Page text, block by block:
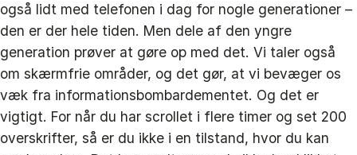
også lidt med telefonen i dag for nogle generationer –
den er der hele tiden. Men dele af den yngre
generation prøver at gøre op med det. Vi taler også
om skærmfrie områder, og det gør, at vi bevæger os
væk fra informationsbombardementet. Og det er
vigtigt. For når du har scrollet i flere timer og set 200
overskrifter, så er du ikke i en tilstand, hvor du kan